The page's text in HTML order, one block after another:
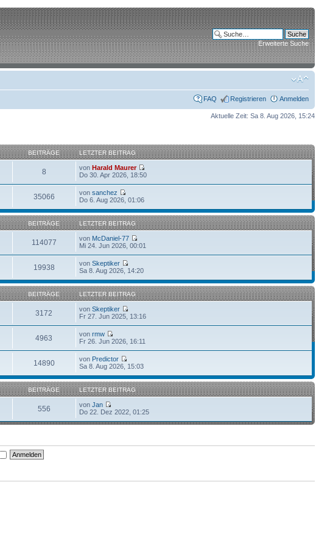
Erweiterte Suche
FAQ Registrieren Anmelden
Aktuelle Zeit: Sa 8. Aug 2026, 15:24
BEITRÄGE LETZTER BEITRAG
8 vonHarald Maurer
Do 30. Apr 2026, 18:50
35066 vonsanchez
Do 6. Aug 2026, 01:06
BEITRÄGE LETZTER BEITRAG
114077 von McDaniel-77
Mi 24. Jun 2026, 00:01
19938 vonSkeptiker
Sa 8. Aug 2026, 14:20
BEITRÄGE LETZTER BEITRAG
3172 vonSkeptiker
Fr 27. Jun 2025, 13:16
4963 vonrmw
Fr 26. Jun 2026, 16:11
14890 von Predictor
Sa 8. Aug 2026, 15:03
BEITRÄGE LETZTER BEITRAG
556 vonJan
Do 22. Dez 2022, 01:25